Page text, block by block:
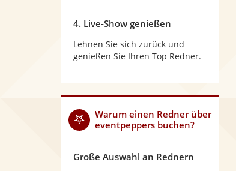
4. Live-Show genießen
Lehnen Sie sich zurück und
genießen Sie Ihren Top Redner.
Warum einen Rednerüber
eventpeppers buchen?
Große Auswahl an Rednern